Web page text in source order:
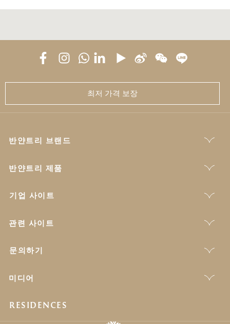
최저 가격 보장
반얀트리 브랜드
반얀트리 제품
기업 사이트
관련 사이트
문의하기
미디어
RESIDENCES